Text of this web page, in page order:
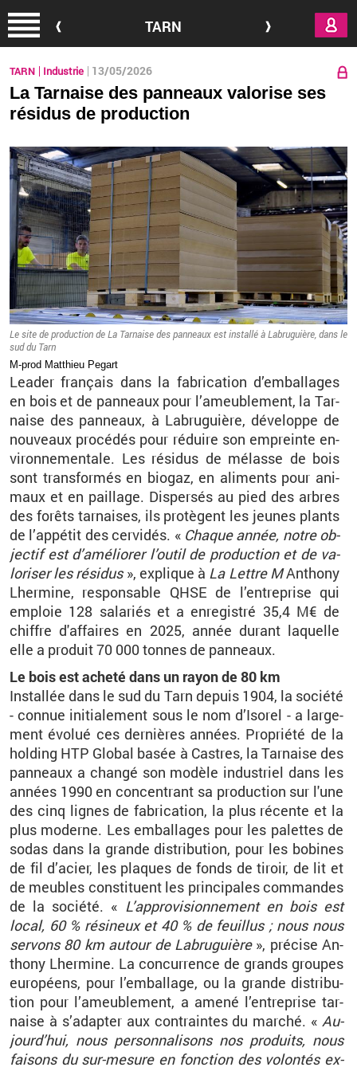
TARN
TARN Industrie 13/05/2026
La Tarnaise des panneaux valorise ses
résidus de production
Le site de pro­duc­tion de La Tar­naise des pan­neaux est ins­tallé à La­bru­guière, dans le
sud du Tarn
M-prod Mat­thieu Pe­gart
Lea­der fran­çais dans la fa­bri­ca­tion d’em­bal­lages
en bois et de pan­neaux pour l’ameu­ble­ment, la Tar­
naise des pan­neaux, à La­bru­guière, dé­ve­loppe de
nou­veaux pro­cé­dés pour ré­duire son em­preinte en­
vi­ron­ne­men­tale. Les ré­si­dus de mé­lasse de bois
sont trans­for­més en bio­gaz, en ali­ments pour ani­
maux et en paillage. Dis­per­sés au pied des arbres
des fo­rêts tar­naises, ils pro­tègent les jeunes plants
de l’ap­pé­tit des cer­vi­dés. « Chaque année, notre ob­
jec­tif est d’amé­lio­rer l’ou­til de pro­duc­tion et de va­
lo­ri­ser les ré­si­dus», ex­plique à La Lettre MAn­thony
Lher­mine, res­pon­sable QHSE de l’en­tre­prise qui
em­ploie 128 sa­la­riés et a en­re­gis­tré 35,4 M€ de
chiffre d'af­faires en 2025, année du­rant la­quelle
elle a pro­duit 70 000 tonnes de pan­neaux.
Le bois est acheté dans un rayon de 80 km
Ins­tal­lée dans le sud du Tarn de­puis 1904, la so­ciété
- connue ini­tia­le­ment sous le nom d’Iso­rel - a lar­ge­
ment évo­lué ces der­nières an­nées. Pro­priété de la
hol­ding HTP Glo­bal basée à Castres, la Tar­naise des
pan­neaux a changé son mo­dèle in­dus­triel dans les
an­nées 1990 en concen­trant sa pro­duc­tion sur l'une
des cinq lignes de fa­bri­ca­tion, la plus ré­cente et la
plus mo­derne. Les em­bal­lages pour les pa­lettes de
sodas dans la grande dis­tri­bu­tion, pour les bo­bines
de fil d’acier, les plaques de fonds de ti­roir, de lit et
de meubles consti­tuent les prin­ci­pales com­mandes
de la so­ciété. « L’ap­pro­vi­sion­ne­ment en bois est
local, 60 % ré­si­neux et 40 % de feuillus ; nous nous
ser­vons 80 km au­tour de La­bru­guière», pré­cise An­
thony Lher­mine. La concur­rence de grands groupes
eu­ro­péens, pour l’em­bal­lage, ou la grande dis­tri­bu­
tion pour l’ameu­ble­ment, a amené l’en­tre­prise tar­
naise à s’adap­ter aux contraintes du mar­ché. « Au­
jour­d’hui, nous per­son­na­li­sons nos pro­duits, nous
fai­sons du sur-me­sure en fonc­tion des vo­lon­tés ex­